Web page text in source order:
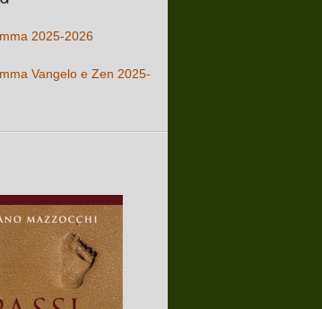
2025-2026
Vangelo e Zen 2025-